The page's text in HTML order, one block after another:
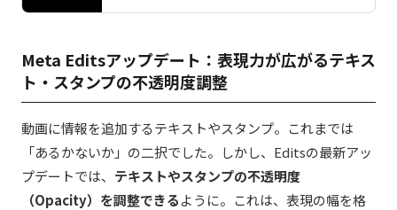
Meta Editsアップデート：表現力が広がるテキス
ト・スタンプの不透明度調整
動画に情報を追加するテキストやスタンプ。これまでは
「あるかないか」の二択でした。しかし、Editsの最新アッ
プデートでは、 テキストやスタンプの不透明度
（Opacity）を調整できるように。これは、表現の幅を格